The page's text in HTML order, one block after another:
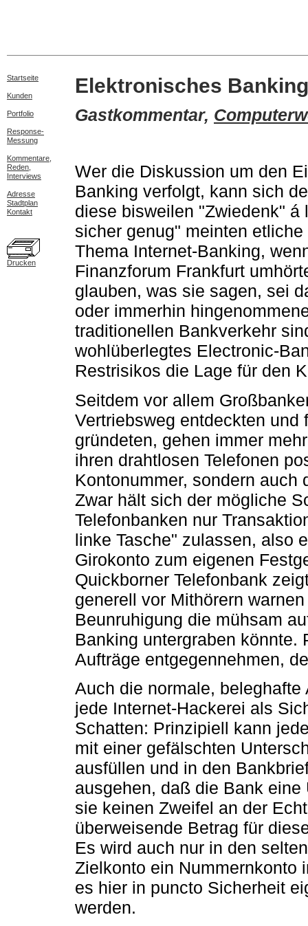
Startseite
Kunden
Portfolio
Response-
Messung
Kommentare,
Reden,
Interviews
Adresse
Stadtplan
Kontakt
Drucken
Elektronisches
Gastkommentar,
Wer die Diskussion um den
Banking verfolgt, kann sich
diese bisweilen "Zwiedenk" á
sicher genug" meinten
Thema Internet-Banking,
Finanzforum Frankfurt
glauben, was sie sagen, sei
oder immerhin
traditionellen Bankverkehr
wohlüberlegtes Electronic-
Restrisikos die Lage für den
Seitdem vor allem
Vertriebsweg entdeckten und
gründeten, gehen immer
ihren drahtlosen Telefonen
Kontonummer, sondern auch
Zwar hält sich der mögliche
Telefonbanken nur
linke Tasche" zulassen, also
Girokonto zum eigenen
Quickborner Telefonbank
generell vor Mithörern
Beunruhigung die mühsam
Banking untergraben könnte.
Aufträge entgegennehmen,
Auch die normale,
jede Internet-Hackerei als
Schatten: Prinzipiell kann
mit einer gefälschten
ausfüllen und in den
ausgehen, daß die Bank
sie keinen Zweifel an der
überweisende Betrag für
Es wird auch nur in den
Zielkonto ein Nummernkonto
es hier in puncto Sicherheit
werden.